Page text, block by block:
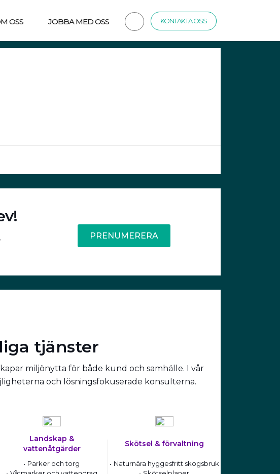
OSS JOBBA MED OSS KONTAKTA OSS
PRENUMERERA
tjänster
miljönytta för både kund och samhälle. I vår
och lösningsfokuserade konsulterna.
Landskap &
vattenåtgärder
Parker och torg
Skötsel & förvaltning
Naturnära hyggesfritt skogsbruk